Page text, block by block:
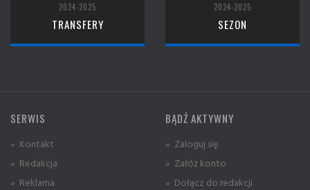
2024-2025
TRANSFERY
2024-2025
SEZON
SERWIS
» Kontakt
» Redakcja
» Reklama
BĄDŹ AKTYWNY
» Zaloguj się
» Załóż konto
» Dołącz do redakcji